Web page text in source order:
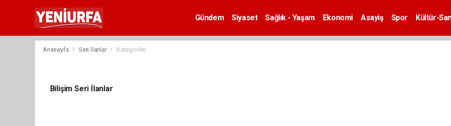
Gündem Siyaset Sağlık - Yaşam Ekonomi Asayiş Spor Kültür-
Anasayfa Seri İlanlar Kategoriler
Bilişim Seri İlanlar